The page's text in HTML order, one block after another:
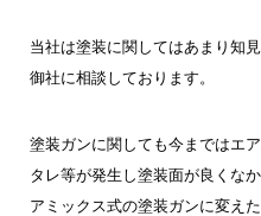
当社は塗装に関してはあまり知
御社に相談しております。
塗装ガンに関しても今まではエ
タレ等が発生し塗装面が良くな
アミックス式の塗装ガンに変え